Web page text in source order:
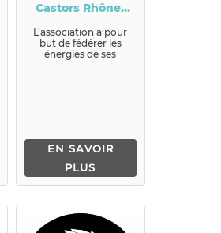
Castors Rhône-
Alpes
L’association a pour
but de fédérer les
énergies de ses
EN SAVOIR
PLUS